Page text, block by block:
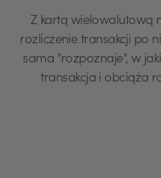
Z kartą wielowalutową
rozliczenie transakcji po
sama "rozpoznaje", w
transakcja i obciąża